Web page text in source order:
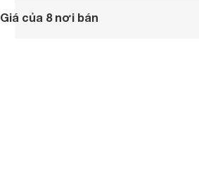
Giá của 8 nơi bán